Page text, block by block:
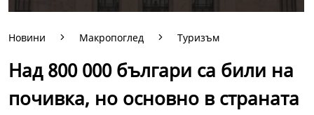
Новини Макропоглед Туризъм
Над 800 000 българи са били на
почивка, но основно в страната